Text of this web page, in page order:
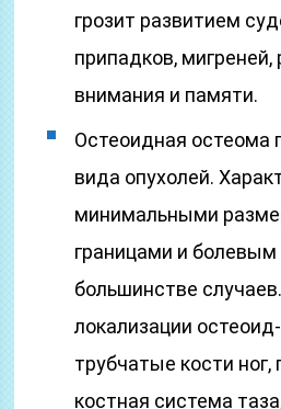
грозит развитием
припадков, мигреней,
внимания и памяти.
Остеоидная остеома
вида опухолей.
минимальными
границами и
большинстве
локализации
трубчатые кости ног,
костная система